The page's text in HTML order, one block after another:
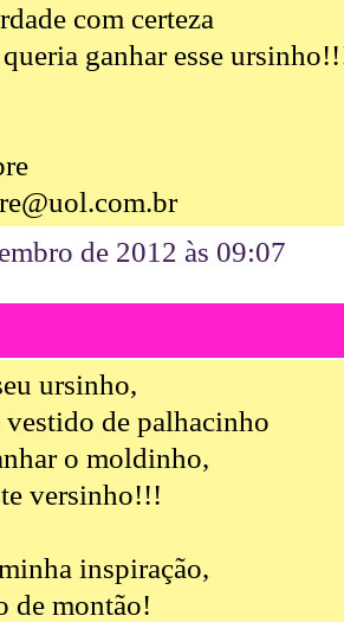
com certeza
queria ganhar esse
de 2012 às 09:07
ursinho,
vestido de palhacinho
o moldinho,
versinho!!!
inspiração,
de montão!